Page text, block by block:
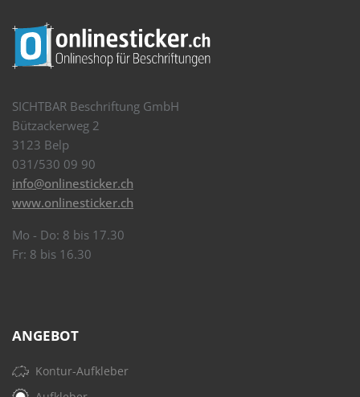
SICHTBAR Beschriftung GmbH
Bützackerweg 2
3123 Belp
031/530 09 90
info@onlinesticker.ch
www.onlinesticker.ch
Mo - Do: 8 bis 17.30
Fr: 8 bis 16.30
ANGEBOT
Kontur-Aufkleber